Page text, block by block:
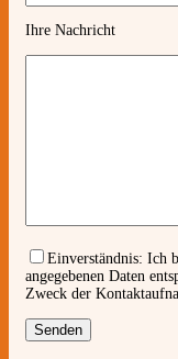
Ihre Nachricht
Einverständnis: Ich
angegebenen Daten
Zweck der